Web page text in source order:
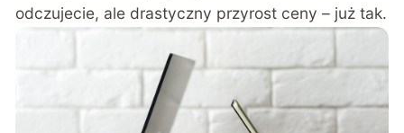
odczujecie, ale drastyczny przyrost ceny – już tak.